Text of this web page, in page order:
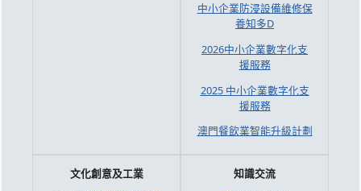
中小企業防浸設備維修保
養知多D
2026中小企業數字化支
援服務
2025 中小企業數字化支
援服務
澳門餐飲業智能升級計劃
文化創意及工業
知識交流